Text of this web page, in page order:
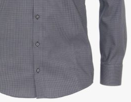
aamutakit ja kylpytakit
nahkatakit
ja syystakit